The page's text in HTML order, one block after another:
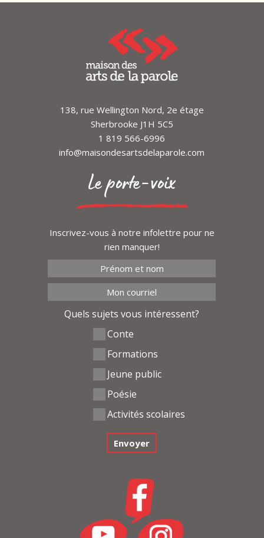
138, rue Wellington Nord, 2e étage
Sherbrooke J1H 5C5
1 819 566-6996
info@maisondesartsdelaparole.com
Le porte-voix
Inscrivez-vous à notre infolettre pour ne
rien manquer!
Quels sujets vous intéressent?
Conte
Formations
Jeune public
Poésie
Activités scolaires